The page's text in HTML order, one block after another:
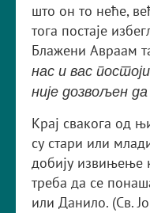
што он то неће,
тога постаје
Блажени Авраам
нас и вас
није дозвољен
Крај свакога од
су стари или
добију извињење
треба да се
или Данило. (Св.